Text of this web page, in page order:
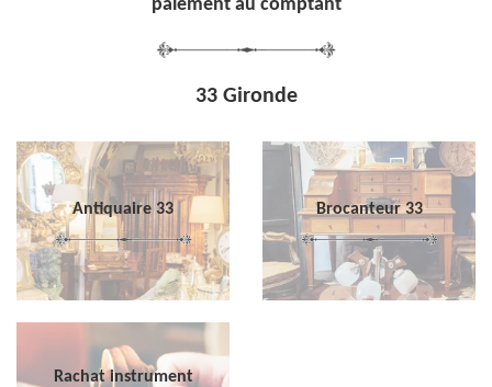
paiement au comptant
33 Gironde
Antiquaire 33 Brocanteur 33
Rachat instrument